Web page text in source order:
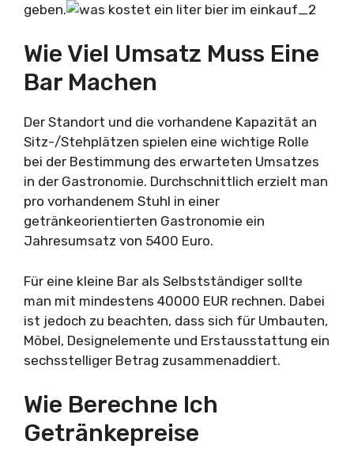
geben.
Wie Viel Umsatz Muss Eine
Bar Machen
Der Standort und die vorhandene Kapazität an
Sitz-/Stehplätzen spielen eine wichtige Rolle
bei der Bestimmung des erwarteten Umsatzes
in der Gastronomie. Durchschnittlich erzielt man
pro vorhandenem Stuhl in einer
getränkeorientierten Gastronomie ein
Jahresumsatz von 5400 Euro.
Für eine kleine Bar als Selbstständiger sollte
man mit mindestens 40000 EUR rechnen. Dabei
ist jedoch zu beachten, dass sich für Umbauten,
Möbel, Designelemente und Erstausstattung ein
sechsstelliger Betrag zusammenaddiert.
Wie Berechne Ich
Getränkepreise